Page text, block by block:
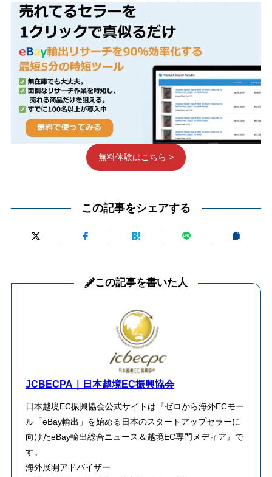
無料体験はこちら >
この記事をシェアする
この記事を書いた人
JCBECPA｜日本越境EC振興協会
日本越境EC振興協会公式サイトは『ゼロから海外ECモー
ル「eBay輸出」を始める日本のスタートアップセラーに
向けたeBay輸出総合ニュース＆越境EC専門メディア』で
す。
海外展開アドバイザー